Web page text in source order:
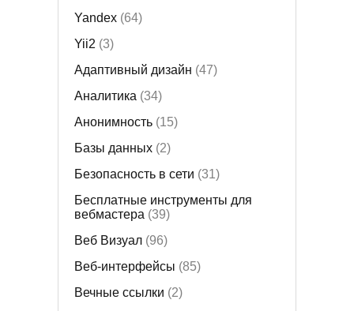
Yandex(64)
Yii2 (3)
Адаптивный дизайн (47)
Аналитика (34)
Анонимность(15)
Базы данных(2)
Безопасность в сети (31)
Бесплатные инструменты для
вебмастера (39)
Веб Визуал(96)
Веб-интерфейсы (85)
Вечные ссылки (2)